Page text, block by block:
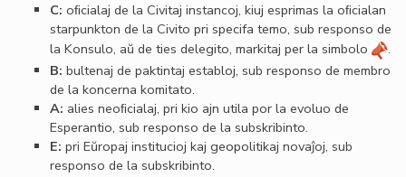
C: oﬁcialaj de la Civitaj instancoj, kiuj esprimas la oﬁcialan
starpunkton de la Civito pri specifa temo, sub responso de
la Konsulo, aŭ de ties delegito, markitaj per la simbolo
.
B: bultenaj de paktintaj establoj, sub responso de membro
de la koncerna komitato.
A: alies neoﬁcialaj, pri kio ajn utila por la evoluo de
Esperantio, sub responso de la subskribinto.
E: pri Eŭropaj institucioj kaj geopolitikaj novaĵoj, sub
responso de la subskribinto.